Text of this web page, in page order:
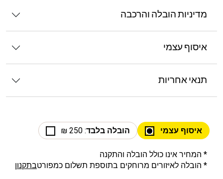
מדיניות הובלה והרכבה
איסוף עצמי
תנאי אחריות
איסוף עצמי הובלה בלבד: 250 ₪
* המחיר אינו כולל הובלה והתקנה
* הובלה לאיזורים מרוחקים בתוספת תשלום כמפורטבתקנון